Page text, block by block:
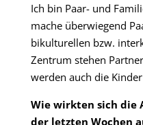
Ich bin Paar- und
mache überwiegend
bikulturellen bzw.
Zentrum stehen
werden auch die
Wie wirkten sich die
der letzten Wochen